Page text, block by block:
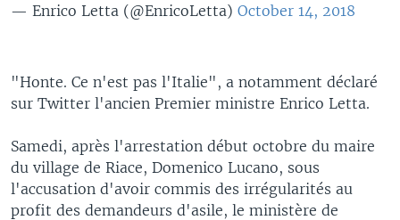
— Enrico Letta (@EnricoLetta) October 14, 2018
"Honte. Ce n'est pas l'Italie", a notamment déclaré
sur Twitter l'ancien Premier ministre Enrico Letta.
Samedi, après l'arrestation début octobre du maire
du village de Riace, Domenico Lucano, sous
l'accusation d'avoir commis des irrégularités au
profit des demandeurs d'asile, le ministère de